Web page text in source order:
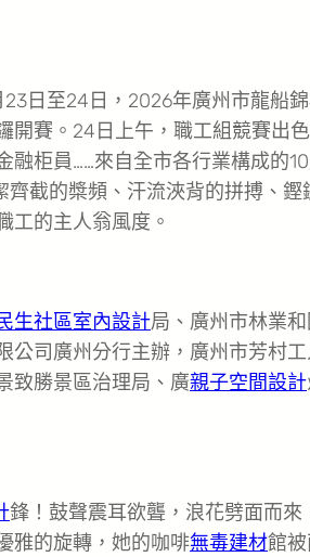
日至24日，2026年廣州市龍船
開賽。24日上午，職工組競賽出
融柜員……來自全市各行業構成的
截的槳頻、汗流浹背的拼搏、鏗
工的主人翁風度。
生社區室內設計局、廣州市林業
公司廣州分行主辦，廣州市芳村
致勝景區治理局、廣親子空間設計
鋒！鼓聲震耳欲聾，浪花劈面而來
雅的旋轉，她的咖啡無毒建材館